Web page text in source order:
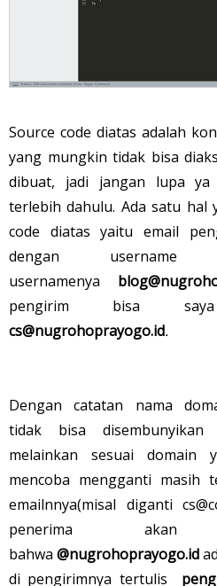
Source code diatas adalah
yang mungkin tidak bisa
dibuat, jadi jangan lupa ya
terlebih dahulu. Ada satu hal
code diatas yaitu email
dengan username
usernamenya
pengirim bisa
cs@nugrohoprayogo.id.
Dengan catatan nama
tidak bisa disembunyikan
melainkan sesuai domain
mencoba mengganti masih
emailnnya(misal diganti
penerima
bahwa@nugrohoprayogo.id
di pengirimnya tertulis